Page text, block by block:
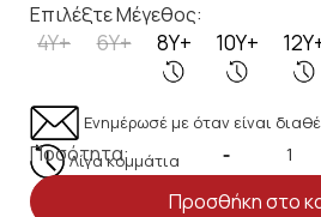
Επιλέξτε Μέγεθος:
4Y+ 6Y+ 8Y+ 10Y+
Ενημέρωσέ με όταν είναι
Λίγα κομμάτια
Ποσότητα: -
Προσθήκη στο